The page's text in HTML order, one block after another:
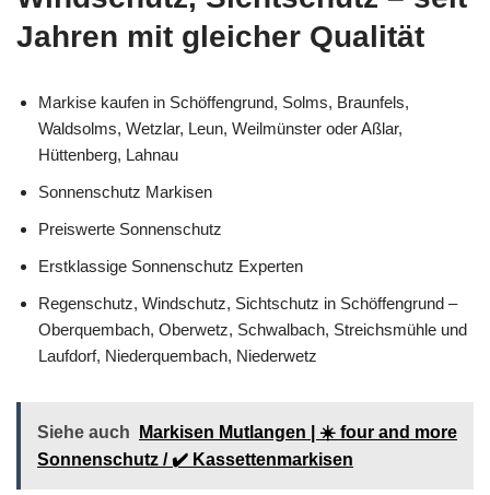
Jahren mit gleicher Qualität
Markise kaufen in Schöffengrund, Solms, Braunfels,
Waldsolms, Wetzlar, Leun, Weilmünster oder Aßlar,
Hüttenberg, Lahnau
Sonnenschutz Markisen
Preiswerte Sonnenschutz
Erstklassige Sonnenschutz Experten
Regenschutz, Windschutz, Sichtschutz in Schöffengrund –
Oberquembach, Oberwetz, Schwalbach, Streichsmühle und
Laufdorf, Niederquembach, Niederwetz
Siehe auch
Markisen Mutlangen | ☀️ four and more
Sonnenschutz / ✔️ Kassettenmarkisen